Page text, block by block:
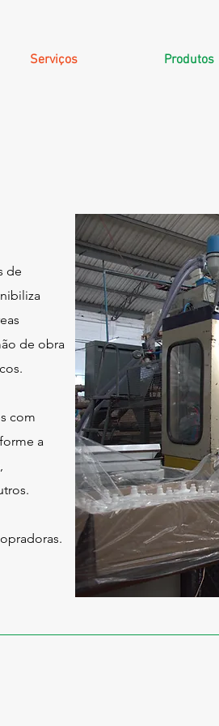
Serviços Produtos
de
de obra
com
a